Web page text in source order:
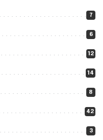
7
6
12
14
8
42
3